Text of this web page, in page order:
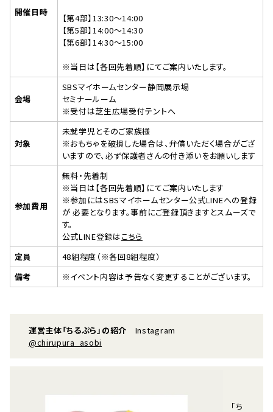
開催日時
【第4部】13:30～14:00
【第5部】14:00～14:30
【第6部】14:30～15:00
※当日は【各回先着順】にてご案内いたします。
会場
SBSマイホームセンター静岡展示場
セミナールーム
※受付は芝生広場受付テントへ
対象
未就学児とそのご家族様
※おもちゃを破損した場合は、弁償いただく場合がござ
いますので、必ず保護者さんの付き添いをお願いします
参加費用
無料・先着制
※当日は【各回先着順】にてご案内いたします
※参加にはSBSマイホームセンター公式LINEへの登録
が 必要となります。事前にご登録頂きますとスムーズで
す。
公式LINE登録はこちら
定員
48組程度（※各回8組程度）
備考
※イベント内容は予告なく変更することがございます。
運営主体「ちるぷら」の紹介 Instagram
@chirupura_asobi
「ち